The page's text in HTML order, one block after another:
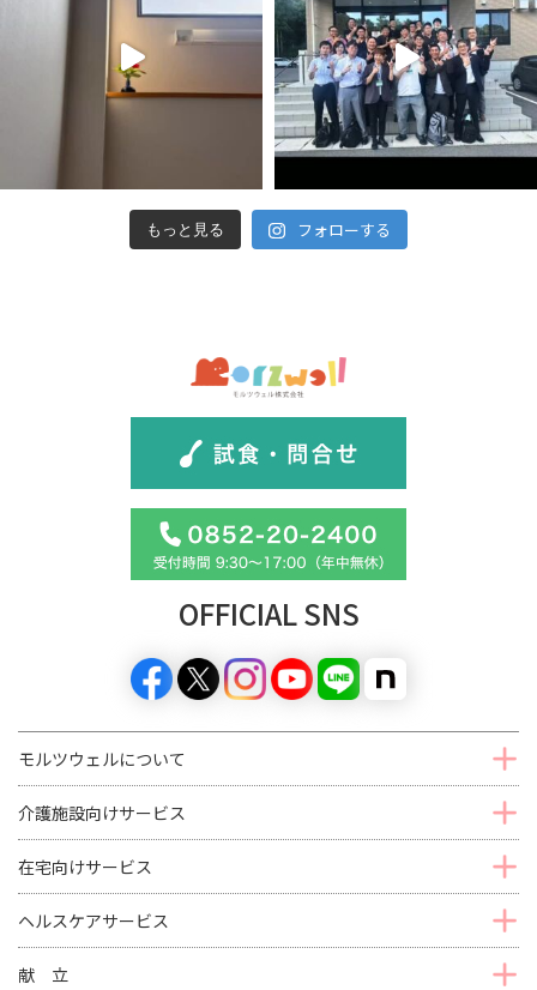
もっと見る フォローする
OFFICIAL SNS
モルツウェルについて
介護施設向けサービス
在宅向けサービス
ヘルスケアサービス
献 立